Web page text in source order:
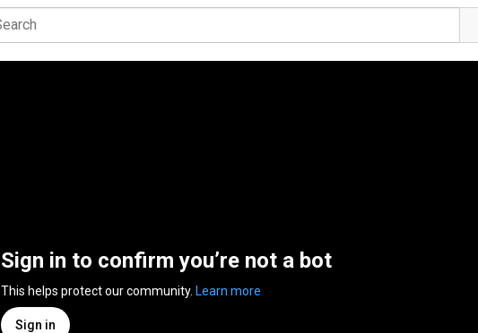
Sign in to confirm you’re not a bot
This helps protect our community. Learn more
Sign in